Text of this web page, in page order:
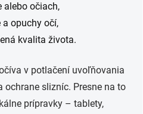
alebo očiach,
a opuchy očí,
kvalita života.
v potlačení uvoľňovania
slizníc. Presne na to
prípravky – tablety,